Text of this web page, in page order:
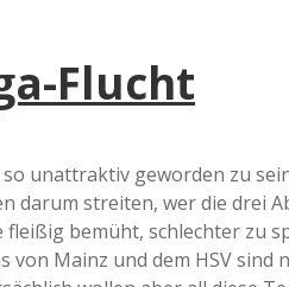
Flucht
unattraktiv geworden zu
darum streiten, wer die drei
fleißig bemüht, schlechter zu
von Mainz und dem HSV